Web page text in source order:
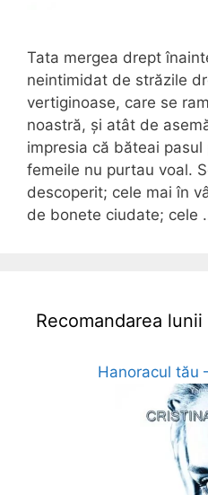
Tata mergea drept
neintimidat de străzile
vertiginoase, care se
noastră, și atât de
impresia că băteai pasul
femeile nu purtau voal.
descoperit; cele mai în
de bonete ciudate; cele
Recomandarea
Hanoracul tău